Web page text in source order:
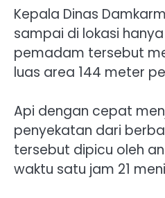
Kepala Dinas
sampai di lokasi
pemadam tersebut
luas area 144 meter
Api dengan cepat
penyekatan dari
tersebut dipicu oleh
waktu satu jam 21